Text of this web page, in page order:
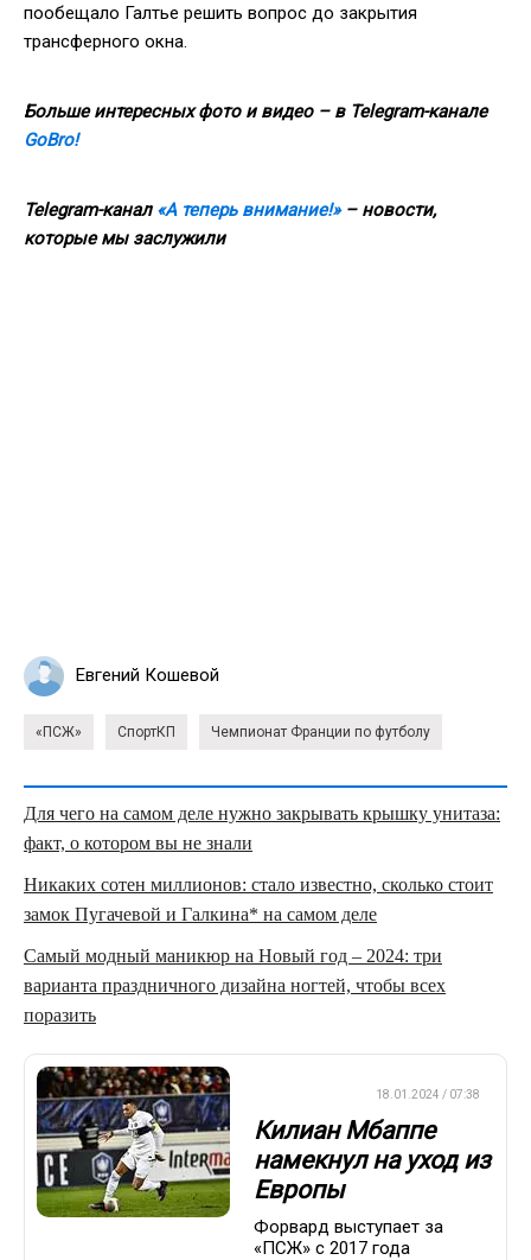
пообещало Галтье решить вопрос до закрытия
трансферного окна.
Больше интересных фото и видео – в Telegram-канале
GoBro!
Telegram-канал «А теперь внимание!»– новости,
которые мы заслужили
Евгений Кошевой
«ПСЖ» СпортКП Чемпионат Франции по футболу
Для чего на самом деле нужно закрывать крышку унитаза:
факт, о котором вы не знали
Никаких сотен миллионов: стало известно, сколько стоит
замок Пугачевой и Галкина* на самом деле
Самый модный маникюр на Новый год – 2024: три
варианта праздничного дизайна ногтей, чтобы всех
поразить
18.01.2024 / 07:38
Килиан Мбаппе
намекнул на уход из
Европы
Форвард выступает за
«ПСЖ» с 2017 года